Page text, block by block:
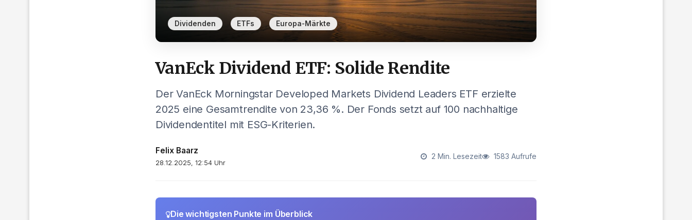
Dividenden ETFs , Europa-Märkte
VanEck Dividend ETF: Solide Rendite
Der VanEck Morningstar Developed Markets Dividend Leaders ETF erzielte
2025 eine Gesamtrendite von 23,36 %. Der Fonds setzt auf 100 nachhaltige
Dividendentitel mit ESG-Kriterien.
Felix Baarz
28.12.2025, 12:54 Uhr
2 Min. Lesezeit 1583 Aufrufe
Die wichtigsten Punkte im Überblick